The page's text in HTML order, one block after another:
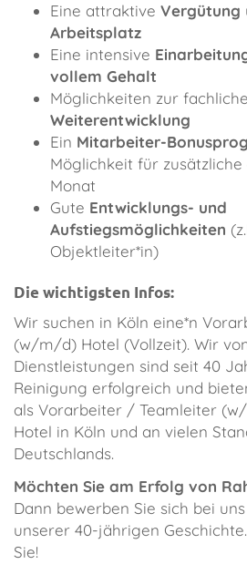
Eine attraktive Vergütung
Arbeitsplatz
Eine intensive
vollem Gehalt
Möglichkeiten zur
Weiterentwicklung
Ein Mitarbeiter-
Möglichkeit für zusätzliche
Monat
Gute Entwicklungs- und
Aufstiegsmöglichkeiten
Objektleiter*in)
Die wichtigsten Infos:
​Wir suchen in Köln eine*n
(w/m/d) Hotel (Vollzeit). Wir
Dienstleistungen sind seit 40
Reinigung erfolgreich und
als Vorarbeiter / Teamleiter
Hotel in Köln und an vielen
Deutschlands.
Möchten Sie am Erfolg von
Dann bewerben Sie sich bei
unserer 40-jährigen
Sie!